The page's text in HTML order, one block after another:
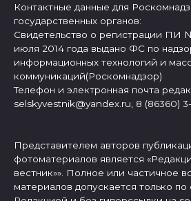
Контактные данные для
государственных органов:
Свидетельство о регистрации ПИ №
июля 2014 года выдано ФС по
информационных технологий и
коммуникаций(Роскомнадзор)
Телефон и электронная почта
selskyvestnik@yandex.ru, 8 (86360) 3-
Представителем авторов
фотоматериалов является
вестник»». Полное или частичное
материалов допускается только